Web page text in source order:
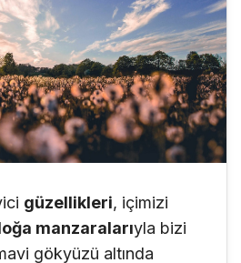
güzellikleri, içimizi
manzaralarıyla bizi
gökyüzü altında